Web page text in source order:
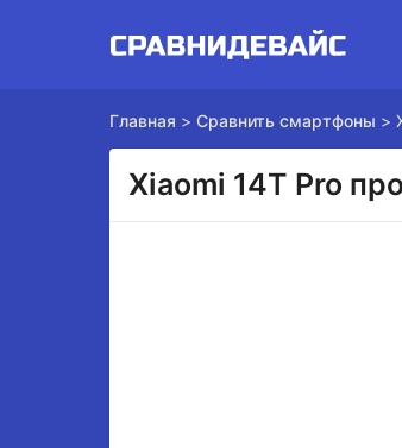
Главная > Сравнить смартфоны >
Xiaomi 14T Pro